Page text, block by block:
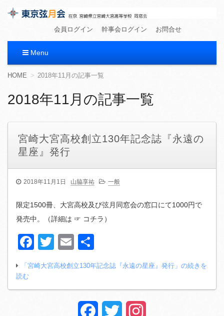
東京弦月会
在京 宮崎県立宮崎大宮高等学校 同窓会
会員ログイン 幹事会ログイン お問合せ
Menu
コ
テ
ン
動
HOME 2018年11月の記事一覧
2018年11月の記事一覧
宮崎大宮高校創立130年記念誌『永遠の
星座』発行
2018年11月1日 山脇享祐 一般
限定1500冊、大宮高校及び弦月同窓会の窓口にて1000円で
発売中。（詳細は ☞ コチラ）
Facebook
TwitterEmail
有
「宮崎大宮高校創立130年記念誌『永遠の星座』発行」の続きを
読む
FacebookTwitter